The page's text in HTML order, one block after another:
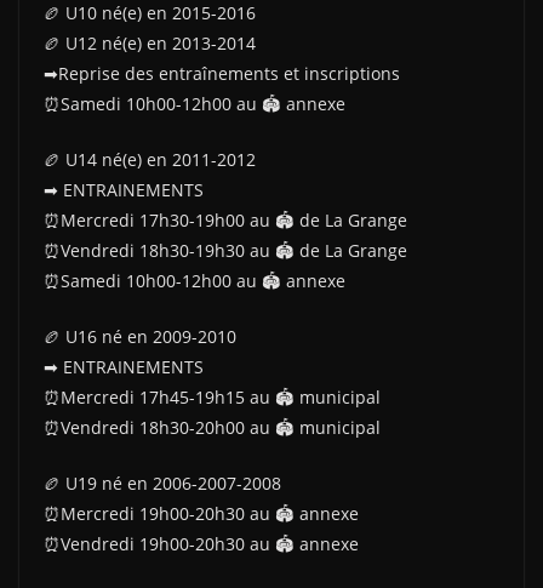
🏉 U10 né(e) en 2015-2016
🏉 U12 né(e) en 2013-2014
➡Reprise des entraînements et inscriptions
⏰Samedi 10h00-12h00 au 🏟 annexe
🏉 U14 né(e) en 2011-2012
➡ ENTRAINEMENTS
⏰Mercredi 17h30-19h00 au 🏟 de La Grange
⏰Vendredi 18h30-19h30 au 🏟 de La Grange
⏰Samedi 10h00-12h00 au 🏟 annexe
🏉 U16 né en 2009-2010
➡ ENTRAINEMENTS
⏰Mercredi 17h45-19h15 au 🏟 municipal
⏰Vendredi 18h30-20h00 au 🏟 municipal
🏉 U19 né en 2006-2007-2008
⏰Mercredi 19h00-20h30 au 🏟 annexe
⏰Vendredi 19h00-20h30 au 🏟 annexe